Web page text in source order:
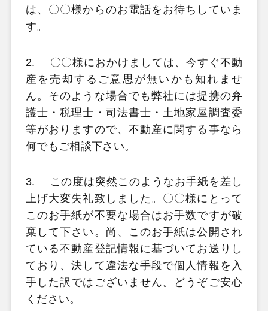
は、〇〇様からのお電話をお待ちしていま
す。
2.
〇〇様におかけましては、今すぐ不動
産を売却するご意思が無いかも知れませ
ん。そのような場合でも弊社には提携の弁
護士・税理士・司法書士・土地家屋調査委
等がおりますので、不動産に関する事なら
何でもご相談下さい。
3.
この度は突然このようなお手紙を差し
上げ大変失礼致しました。〇〇様にとって
このお手紙が不要な場合はお手数ですが破
棄して下さい。尚、このお手紙は公開され
ている不動産登記情報に基づいてお送りし
ており、決して違法な手段で個人情報を入
手した訳ではございません。どうぞご安心
ください。